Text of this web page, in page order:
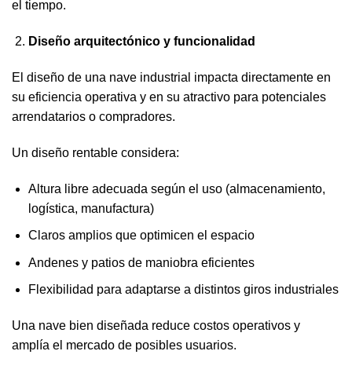
el tiempo.
Diseño arquitectónico y funcionalidad
El diseño de una nave industrial impacta directamente en
su eficiencia operativa y en su atractivo para potenciales
arrendatarios o compradores.
Un diseño rentable considera:
Altura libre adecuada según el uso (almacenamiento,
logística, manufactura)
Claros amplios que optimicen el espacio
Andenes y patios de maniobra eficientes
Flexibilidad para adaptarse a distintos giros industriales
Una nave bien diseñada reduce costos operativos y
amplía el mercado de posibles usuarios.